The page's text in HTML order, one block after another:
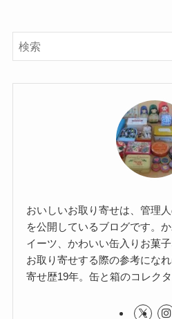
おいしいお取り寄せは、管理
を公開しているブログです。
イーツ、かわいい缶入りお菓
お取り寄せする際の参考にな
寄せ歴19年。缶と箱のコレクタ